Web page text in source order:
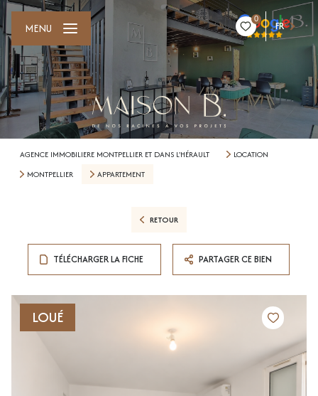
0
FR
MENU
AGENCE IMMOBILIERE MONTPELLIER ET DANS L'HÉRAULT
LOCATION
MONTPELLIER
APPARTEMENT
RETOUR
TÉLÉCHARGER LA FICHE PARTAGER CE BIEN
LOUÉ